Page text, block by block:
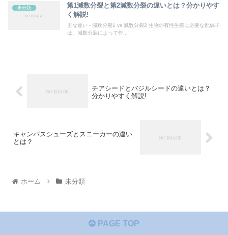
未分類
第1減数分裂と第2減数分裂の違いとは？分かりやす
く解説!
主な違い - 減数分裂1 vs 減数分裂2 生物の有性生殖に必要な配偶子
は、減数分裂によって作...
チアシードとバジルシードの違いとは？
分かりやすく解説!
キャンバスシューズとスニーカーの違い
とは？
ホーム 未分類
PAGE TOP